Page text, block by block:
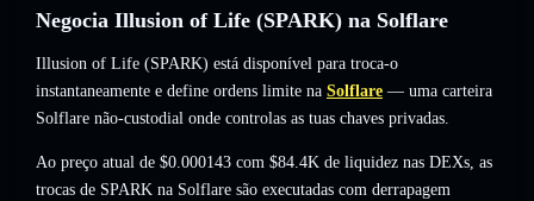
Negocia Illusion of Life (SPARK) na Solflare
Illusion of Life (SPARK) está disponível para troca-o
instantaneamente e define ordens limite na Solflare — uma carteira
Solflare não-custodial onde controlas as tuas chaves privadas.
Ao preço atual de $0.000143 com $84.4K de liquidez nas DEXs, as
trocas de SPARK na Solflare são executadas com derrapagem